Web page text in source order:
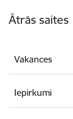
Ātrās saites
Vakances
Iepirkumi